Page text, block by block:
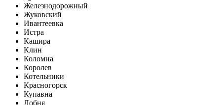
Железнодорожный
Жуковский
Ивантеевка
Истра
Кашира
Клин
Коломна
Королев
Котельники
Красногорск
Купавна
Лобня